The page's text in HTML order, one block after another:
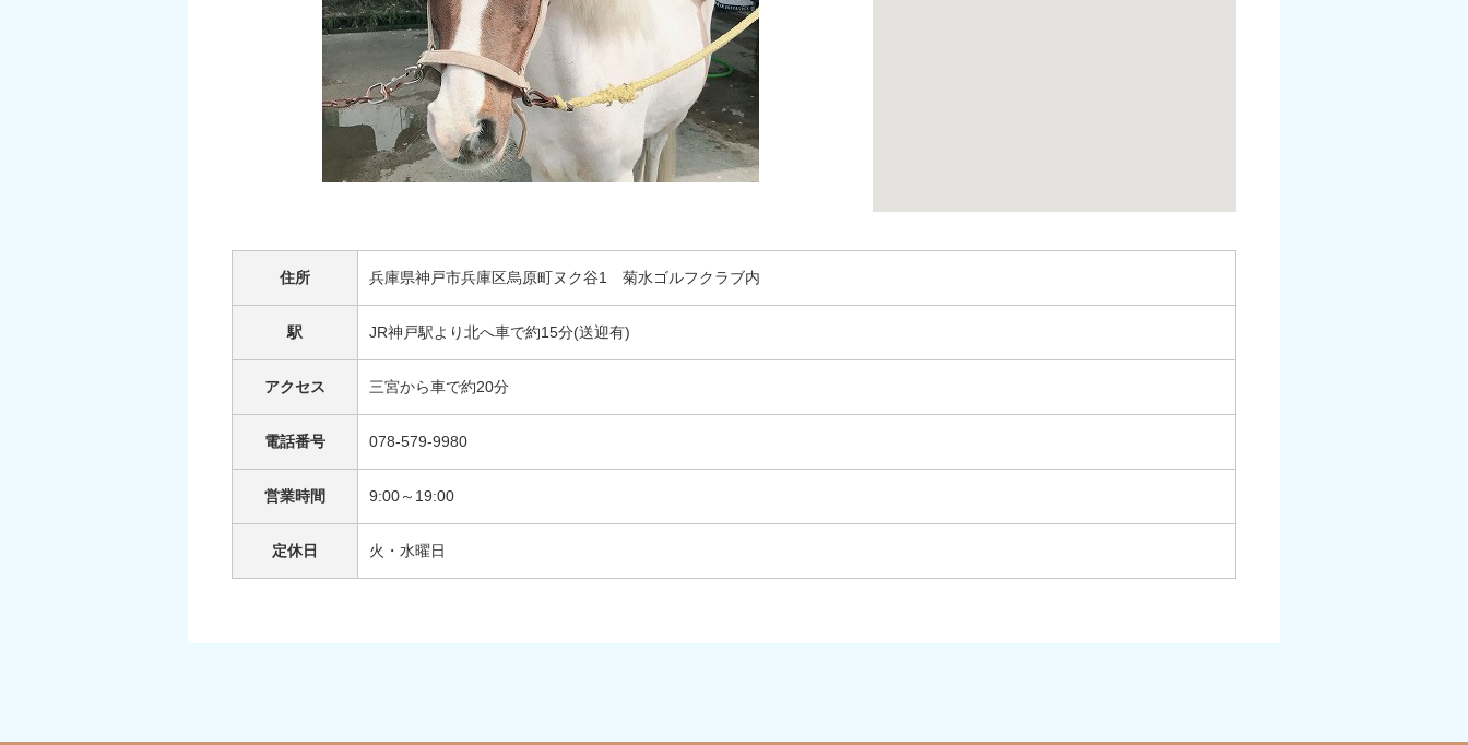
住所 兵庫県神戸市兵庫区烏原町ヌク谷1 菊水ゴルフクラブ内
駅 JR神戸駅より北へ車で約15分(送迎有)
アクセス 三宮から車で約20分
電話番号 078-579-9980
営業時間 9:00～19:00
定休日 火・水曜日